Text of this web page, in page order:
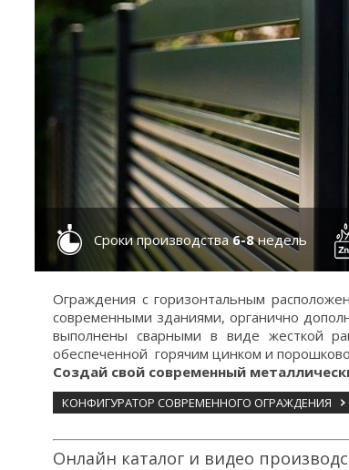
Сроки производства6-8недель
Ограждения с горизонтальным
современными зданиями, органично
выполнены сварными в виде жесткой
обеспеченной горячим цинком и
Создай свой современный
КОНФИГУРАТОР СОВРЕМЕННОГО ОГРАЖДЕНИЯ
Онлайн каталог и видео